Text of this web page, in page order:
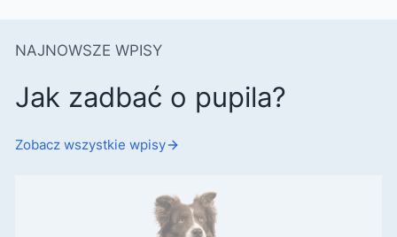
dorosłych 400g
Cena
17,90 zł
sarną dla psa 80g
NAJNOWSZE WPISY
Jak zadbać o pupila?
Zobacz wszystkie wpisy